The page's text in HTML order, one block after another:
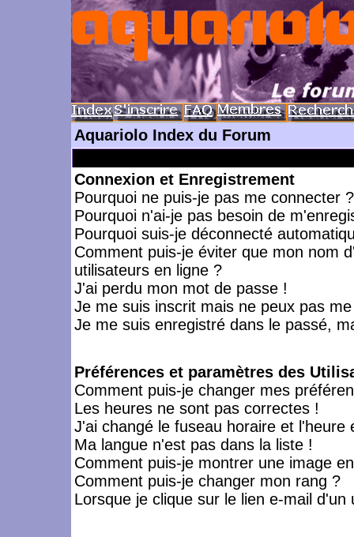
Aquariolo Index du Forum
Connexion et Enregistrement
Pourquoi ne puis-je pas me connecter ?
Pourquoi n'ai-je pas besoin de
Pourquoi suis-je déconnecté
Comment puis-je éviter que mon nom
utilisateurs en ligne ?
J'ai perdu mon mot de passe !
Je me suis inscrit mais ne peux pas
Je me suis enregistré dans le passé,
Préférences et paramètres des
Comment puis-je changer mes
Les heures ne sont pas correctes !
J'ai changé le fuseau horaire et l'heure
Ma langue n'est pas dans la liste !
Comment puis-je montrer une image
Comment puis-je changer mon rang ?
Lorsque je clique sur le lien e-mail